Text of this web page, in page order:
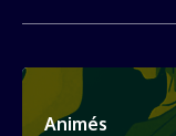
Animés